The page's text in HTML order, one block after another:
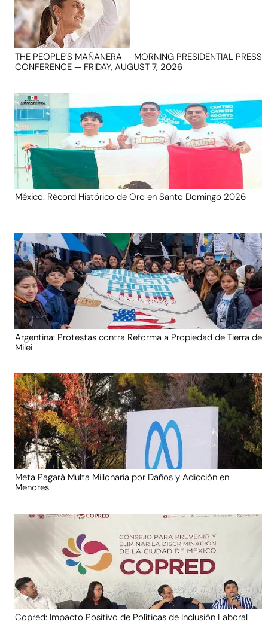
THE PEOPLE’S MAÑANERA — MORNING PRESIDENTIAL PRESS
CONFERENCE — FRIDAY, AUGUST 7, 2026
México: Récord Histórico de Oro en Santo Domingo 2026
Argentina: Protestas contra Reforma a Propiedad de Tierra de
Milei
Meta Pagará Multa Millonaria por Daños y Adicción en
Menores
Copred: Impacto Positivo de Políticas de Inclusión Laboral